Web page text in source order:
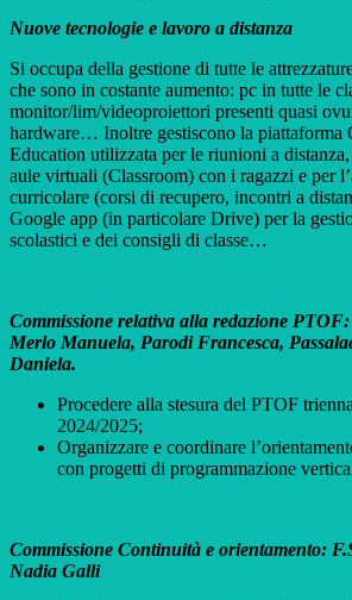
Nuove tecnologie e lavoro a distanza
Si occupa della gestione di tutte le
che sono in costante aumento: pc in tutte le
monitor/lim/videoproiettori presenti quasi
hardware… Inoltre gestiscono la piattaforma
Education utilizzata per le riunioni a
aule virtuali (Classroom) con i ragazzi e per
curricolare (corsi di recupero, incontri a
Google app (in particolare Drive) per la
scolastici e dei consigli di classe…
Commissione relativa alla redazione
Merlo Manuela, Parodi Francesca,
Daniela.
Procedere alla stesura del PTOF
2024/2025;
Organizzare e coordinare
con progetti di programmazione
Commissione Continuità e orientamento:
Nadia Galli